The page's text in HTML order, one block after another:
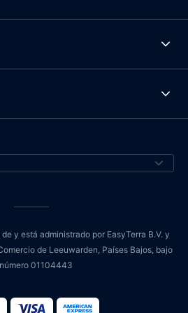
y está administrado por EasyTerra B.V. y
de Leeuwarden, Países Bajos, bajo
01104443